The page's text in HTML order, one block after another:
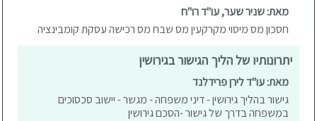
מאת: שניר שער, עו"ד רו"ח
חסכון מס מיסוי מקרקעין מס שבח מס רכישה עסקת קומבינציה
יתרונותיו של הליך הגישור בגירושין
מאת: עו"ד לירן פרידלנד
גישור בהליך גירושין - דיני משפחה - מגשר - יישוב סכסוכים
במשפחה בדרך של גישור -הסכם גירושין